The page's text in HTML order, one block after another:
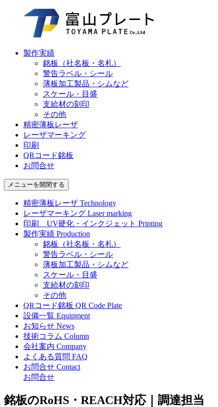
製作実績
銘板（社名板・名札）
警告ラベル・シール
薄板加工製品・シムなど
スケール・目盛
支給材の刻印
その他
精密薄板レーザ
レーザマーキング
印刷
QRコード銘板
お問合せ
メニューを開閉する
精密薄板レーザ Technology
レーザマーキング Laser marking
印刷 UV硬化・インクジェット Printing
製作実績 Production
銘板（社名板・名札）
警告ラベル・シール
薄板加工製品・シムなど
スケール・目盛
支給材の刻印
その他
QRコード銘板 QR Code Plate
設備一覧 Equipment
お知らせ News
技術コラム Column
会社案内 Company
よくある質問 FAQ
お問合せ Contact
お問合せ
銘板のRoHS・REACH対応｜調達担当